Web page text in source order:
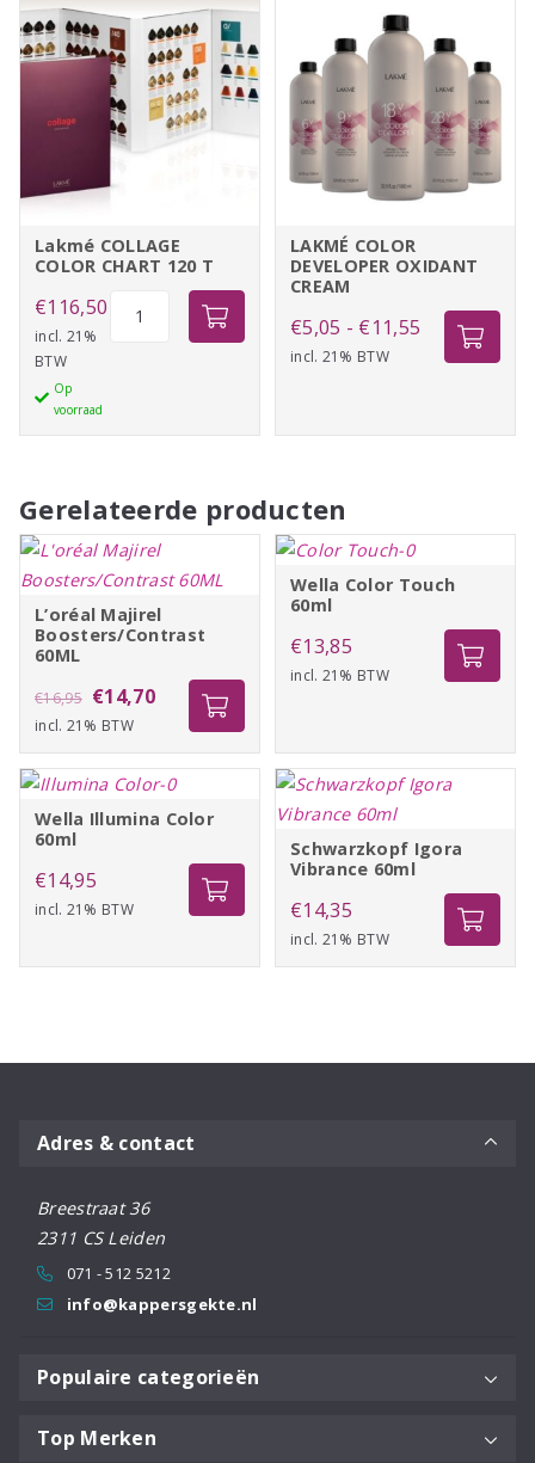
Lakmé COLLAGE
COLOR CHART 120 T
€116,50
incl. 21%
BTW
Op
voorraad
LAKMÉ COLOR
DEVELOPER OXIDANT
CREAM
€5,05 - €11,55 Prijsklasse:
€5,05
incl. 21% BTW
Gerelateerde producten
L’oréal Majirel
Boosters/Contrast
60ML
€16,95 Oorspronkelijke
prijs
was:
€16,95.
€14,70Huidige
prijs
is:
€14,70.
incl. 21% BTW
Wella Color Touch
60ml
€13,85
incl. 21% BTW
Wella Illumina Color
60ml
€14,95
incl. 21% BTW
Schwarzkopf Igora
Vibrance 60ml
€14,35
incl. 21% BTW
Adres & contact
Breestraat 36
2311 CS Leiden
071 - 512 5212
info@kappersgekte.nl
Populaire categorieën
Top Merken